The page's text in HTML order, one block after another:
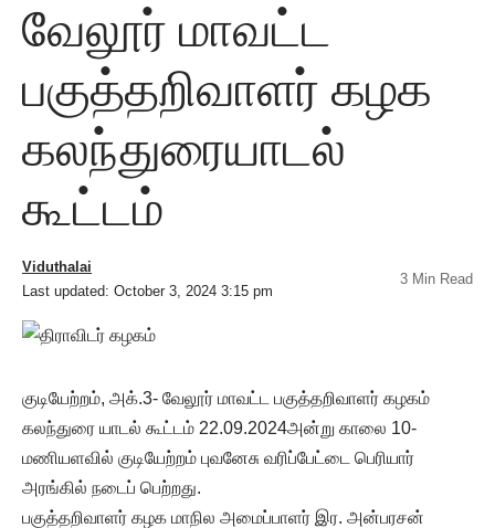
வேலூர் மாவட்ட
பகுத்தறிவாளர் கழக
கலந்துரையாடல்
கூட்டம்
Last updated: October 3, 2024 3:15 pm
Viduthalai
3 Min Read
குடியேற்றம், அக்.3- வேலூர் மாவட்ட பகுத்தறிவாளர் கழகம்
கலந்துரை யாடல் கூட்டம் 22.09.2024அன்று காலை 10-
மணியளவில் குடியேற்றம் புவனேசு வரிப்பேட்டை பெரியார்
அரங்கில் நடைப் பெற்றது.
பகுத்தறிவாளர் கழக மாநில அமைப்பாளர் இர. அன்பரசன்